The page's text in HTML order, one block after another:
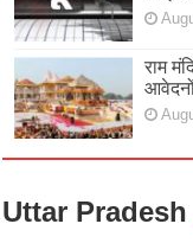
राम
Uttar Pradesh